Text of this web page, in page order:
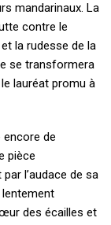
mandarinaux. La
contre le
la rudesse de la
se transformera
lauréat promu à
encore de
pièce
l’audace de sa
lentement
des écailles et